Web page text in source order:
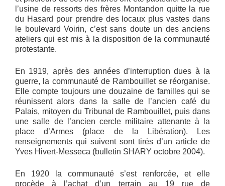
l’usine de ressorts des frères Montandon quitte la rue
du Hasard pour prendre des locaux plus vastes dans
le boulevard Voirin, c’est sans doute un des anciens
ateliers qui est mis à la disposition de la communauté
protestante.
En 1919, après des années d’interruption dues à la
guerre, la communauté de Rambouillet se réorganise.
Elle compte toujours une douzaine de familles qui se
réunissent alors dans la salle de l’ancien café du
Palais, mitoyen du Tribunal de Rambouillet, puis dans
une salle de l’ancien cercle militaire attenante à la
place d’Armes (place de la Libération). Les
renseignements qui suivent sont tirés d’un article de
Yves Hivert-Messeca (bulletin SHARY octobre 2004).
En 1920 la communauté s’est renforcée, et elle
procède à l’achat d’un terrain au 19 rue de